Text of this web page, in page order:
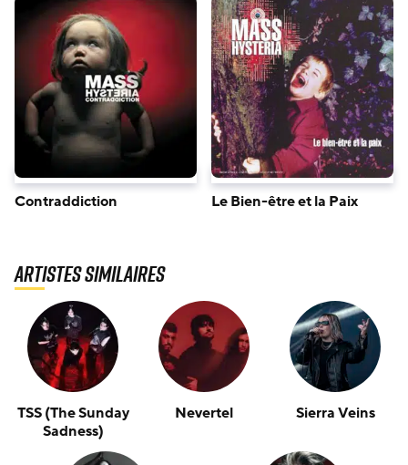
Contraddiction Le Bien-être et la Paix
Artistes similaires
TSS (The Sunday
Sadness)
Nevertel Sierra Veins